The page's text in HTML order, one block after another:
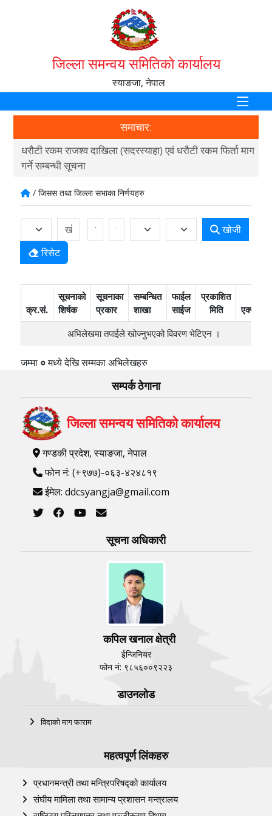
जिल्ला समन्वय समितिको कार्यालय
स्याङजा, नेपाल
समाचार:
धरौटी रकम राजश्व दाखिला (सदरस्याहा) एवं धरौटी रकम फिर्ता माग
गर्ने सम्बन्धी सूचना
/ जिसस तथा जिल्ला सभाका निर्णयहरु
खोजी
रिसेट
क्र.सं.
सूचनाको
शिर्षक
सूचनाका
प्रकार
सम्बन्धित
शाखा
फाईल
साईज
प्रकाशित
मिति
एक्सन
अभिलेखमा तपाईले खोज्‍नुभएको विवरण भेटिएन ।
जम्मा ०मध्येदेखिसम्मका अभिलेखहरु
सम्पर्क ठेगाना
जिल्ला समन्वय समितिको कार्यालय
गण्डकी प्रदेश, स्याङजा, नेपाल
फोन नं: (+९७७)-०६३-४२४८१९
ईमेल: ddcsyangja@gmail.com
सूचना अधिकारी
कपिल खनाल क्षेत्री
ईन्जिनियर
फोन नं: ९८५६००९२२३
डाउनलोड
विदाको माग फाराम
महत्वपूर्ण लिंकहरु
प्रधानमन्त्री तथा मन्त्रिपरिषद्को कार्यालय
संघीय मामिला तथा सामान्य प्रशासन मन्त्रालय